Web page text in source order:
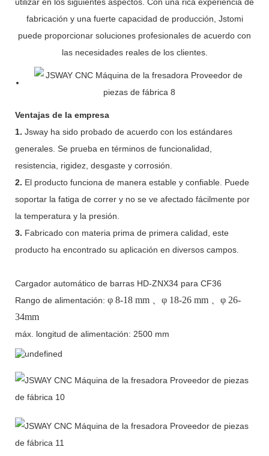
fabricación y una fuerte capacidad de producción, Jstomi
puede proporcionar soluciones profesionales de acuerdo con
las necesidades reales de los clientes.
Ventajas de la empresa
1. Jsway ha sido probado de acuerdo con los estándares
generales. Se prueba en términos de funcionalidad,
resistencia, rigidez, desgaste y corrosión.
2. El producto funciona de manera estable y confiable. Puede
soportar la fatiga de correr y no se ve afectado fácilmente por
la temperatura y la presión.
3. Fabricado con materia prima de primera calidad, este
producto ha encontrado su aplicación en diversos campos.
Cargador automático de barras HD-ZNX34 para CF36
Rango de alimentación: φ 8-18 mm 、φ 18-26 mm 、φ 26-
34mm
máx. longitud de alimentación: 2500 mm